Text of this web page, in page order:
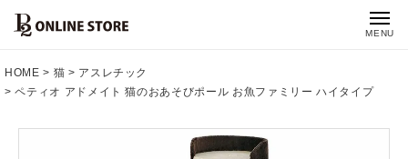
MENU
HOME 猫
アスレチック
ペティオ アドメイト 猫のおあそびポール お魚ファミリー ハイタイプ